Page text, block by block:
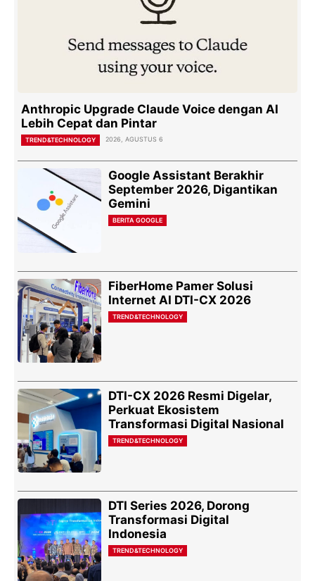
Anthropic Upgrade Claude Voice dengan AI
Lebih Cepat dan Pintar
TREND&TECHNOLOGY 2026, AGUSTUS 6
Google Assistant Berakhir
September 2026, Digantikan
Gemini
BERITA GOOGLE
FiberHome Pamer Solusi
Internet AI DTI-CX 2026
TREND&TECHNOLOGY
DTI-CX 2026 Resmi Digelar,
Perkuat Ekosistem
Transformasi Digital Nasional
TREND&TECHNOLOGY
DTI Series 2026, Dorong
Transformasi Digital
Indonesia
TREND&TECHNOLOGY